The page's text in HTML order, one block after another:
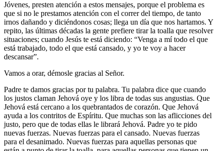
Jóvenes, presten atención a estos mensajes, porque el problema es
que si no le prestamos atención con el correr del tiempo, de tanto
irnos dañando y diciéndonos cosas; llega un día que nos hartamos. Y
repito, las últimas décadas la gente prefiere tirar la toalla que resolver
situaciones; cuando Jesús te está diciendo: “Venga a mí todo el que
está trabajado, todo el que está cansado, y yo te voy a hacer
descansar”.
Vamos a orar, démosle gracias al Señor.
Padre te damos gracias por tu palabra. Tu palabra dice que cuando
los justos claman Jehová oye y los libra de todas sus angustias. Que
Jehová está cercano a los quebrantados de corazón. Que Jehová
ayuda a los contritos de Espíritu. Que muchas son las aflicciones del
justo, pero que de todas ellas le librará Jehová. Padre yo te pido
nuevas fuerzas. Nuevas fuerzas para el cansado. Nuevas fuerzas
para el desanimado. Nuevas fuerzas para aquellas personas que